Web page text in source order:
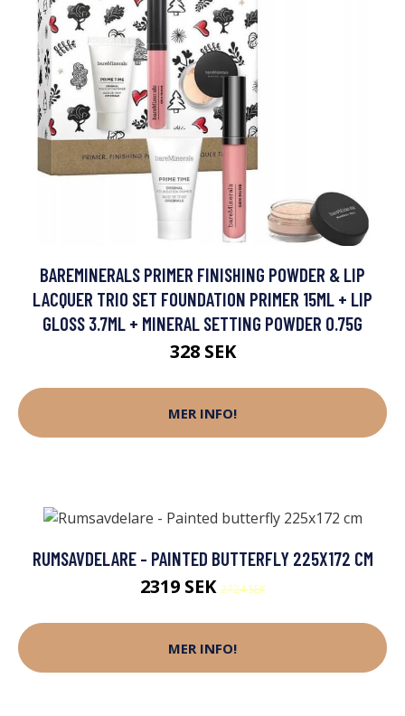
BAREMINERALS PRIMER FINISHING POWDER & LIP
LACQUER TRIO SET FOUNDATION PRIMER 15ML + LIP
GLOSS 3.7ML + MINERAL SETTING POWDER 0.75G
328 SEK
MER INFO!
RUMSAVDELARE - PAINTED BUTTERFLY 225X172 CM
2319 SEK2724 SEK
MER INFO!